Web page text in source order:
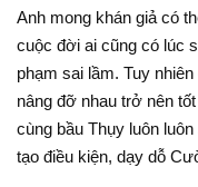
Anh mong khán giả có
cuộc đời ai cũng có lúc
phạm sai lầm. Tuy
nâng đỡ nhau trở nên
cùng bầu Thụy luôn
tạo điều kiện, dạy dỗ